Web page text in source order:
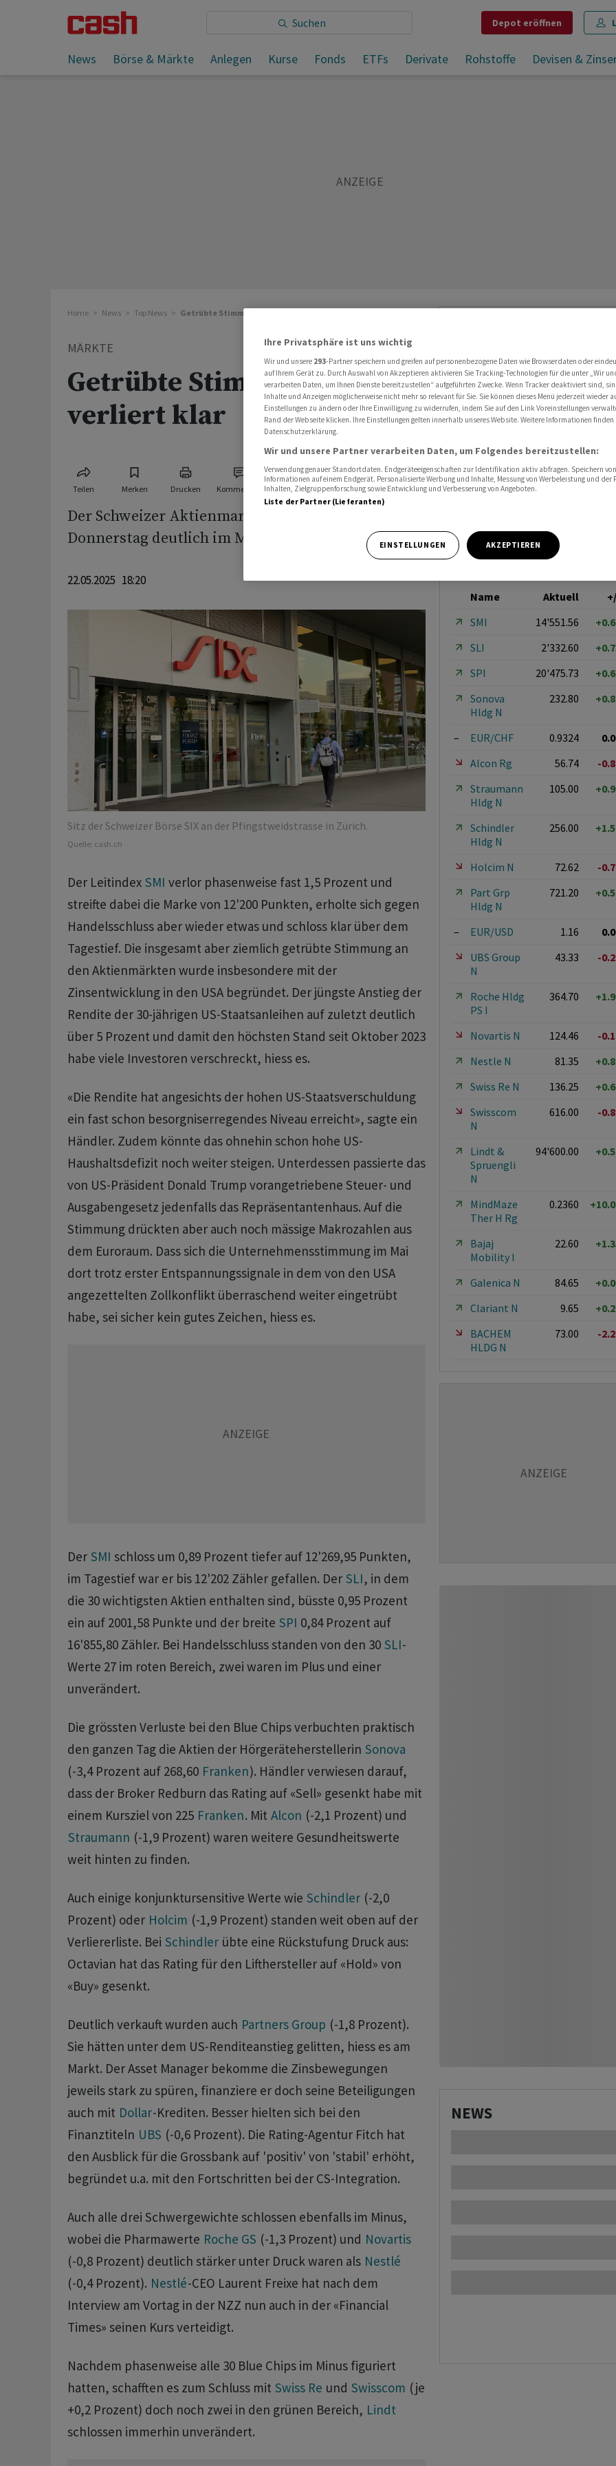
Depot eröffnen
News Börse & Märkte Anlegen Kurse Fonds ETFs Derivate Rohstoffe Devisen &
Sie lesen: Getrübte Stimmung - SMI verliert klar
Teilen Merken Drucken Kommentare
Home News Top News Getrübte Stimmung - SMI verliert klar
MÄRKTE
Getrübte Stimmung - SMI
verliert klar
Teilen Merken Drucken Kommentare
Der Schweizer Aktienmarkt hat die Sitzung vom
Donnerstag deutlich im Minus beendet.
22.05.2025 18:20
Sitz der Schweizer Börse SIX an der Pfingstweidstrasse in Zürich.
Quelle: cash.ch
Der Leitindex SMI verlor phasenweise fast 1,5 Prozent und
streifte dabei die Marke von 12'200 Punkten, erholte sich gegen
Handelsschluss aber wieder etwas und schloss klar über dem
Tagestief. Die insgesamt aber ziemlich getrübte Stimmung an
den Aktienmärkten wurde insbesondere mit der
Zinsentwicklung in den USA begründet. Der jüngste Anstieg der
Rendite der 30-jährigen US-Staatsanleihen auf zuletzt deutlich
über 5 Prozent und damit den höchsten Stand seit Oktober 2023
habe viele Investoren verschreckt, hiess es.
«Die Rendite hat angesichts der hohen US-Staatsverschuldung
ein fast schon besorgniserregendes Niveau erreicht», sagte ein
Händler. Zudem könnte das ohnehin schon hohe US-
Haushaltsdefizit noch weiter steigen. Unterdessen passierte das
von US-Präsident Donald Trump vorangetriebene Steuer- und
Ausgabengesetz jedenfalls das Repräsentantenhaus. Auf die
Stimmung drückten aber auch noch mässige Makrozahlen aus
dem Euroraum. Dass sich die Unternehmensstimmung im Mai
dort trotz erster Entspannungssignale in dem von den USA
angezettelten Zollkonflikt überraschend weiter eingetrübt
habe, sei sicher kein gutes Zeichen, hiess es.
Der SMI schloss um 0,89 Prozent tiefer auf 12'269,95 Punkten,
im Tagestief war er bis 12'202 Zähler gefallen. Der SLI, in dem
die 30 wichtigsten Aktien enthalten sind, büsste 0,95 Prozent
ein auf 2001,58 Punkte und der breite SPI 0,84 Prozent auf
16'855,80 Zähler. Bei Handelsschluss standen von den 30 SLI-
Werte 27 im roten Bereich, zwei waren im Plus und einer
unverändert.
Die grössten Verluste bei den Blue Chips verbuchten praktisch
den ganzen Tag die Aktien der Hörgeräteherstellerin Sonova
(-3,4 Prozent auf 268,60 Franken). Händler verwiesen darauf,
dass der Broker Redburn das Rating auf «Sell» gesenkt habe mit
einem Kursziel von 225 Franken. Mit Alcon (-2,1 Prozent) und
Straumann (-1,9 Prozent) waren weitere Gesundheitswerte
weit hinten zu finden.
Auch einige konjunktursensitive Werte wie Schindler (-2,0
Prozent) oder Holcim (-1,9 Prozent) standen weit oben auf der
Verliererliste. Bei Schindler übte eine Rückstufung Druck aus:
Octavian hat das Rating für den Lifthersteller auf «Hold» von
«Buy» gesenkt.
Deutlich verkauft wurden auch Partners Group (-1,8 Prozent).
Sie hätten unter dem US-Renditeanstieg gelitten, hiess es am
Markt. Der Asset Manager bekomme die Zinsbewegungen
jeweils stark zu spüren, finanziere er doch seine Beteiligungen
auch mit Dollar-Krediten. Besser hielten sich bei den
Finanztiteln UBS (-0,6 Prozent). Die Rating-Agentur Fitch hat
den Ausblick für die Grossbank auf 'positiv' von 'stabil' erhöht,
begründet u.a. mit den Fortschritten bei der CS-Integration.
Auch alle drei Schwergewichte schlossen ebenfalls im Minus,
wobei die Pharmawerte Roche GS (-1,3 Prozent) und Novartis
(-0,8 Prozent) deutlich stärker unter Druck waren als Nestlé
(-0,4 Prozent). Nestlé-CEO Laurent Freixe hat nach dem
Interview am Vortag in der NZZ nun auch in der «Financial
Times» seinen Kurs verteidigt.
Nachdem phasenweise alle 30 Blue Chips im Minus figuriert
hatten, schafften es zum Schluss mit Swiss Re und Swisscom (je
+0,2 Prozent) doch noch zwei in den grünen Bereich, Lindt
schlossen immerhin unverändert.
Name Aktuell
SMI
14'551.56
SLI
2'332.60
SPI
20'475.73
Sonova
Hldg N
232.80
– EUR/CHF 0.9324
Alcon Rg
56.74
-
Straumann
Hldg N
105.00
Schindler
Hldg N
256.00
Holcim N 72.62
-
Part Grp
Hldg N
721.20
– EUR/USD 1.16
UBS Group
N
43.33 -
Roche Hldg
PS I
364.70
Novartis N 124.46
-
Nestle N
81.35
Swiss Re N
136.25
Swisscom
N
616.00 -
Lindt &
Spruengli
N
94'600.00
MindMaze
Ther H Rg
0.2360
Bajaj
Mobility I
22.60
Galenica N 84.65
Clariant N
9.65
BACHEM
HLDG N
73.00 -
NEWS
Ihre Privatsphäre ist uns wichtig
Wir und unsere 293-Partner speichern und greifen auf personenbezogene Daten wie Browserdaten oder
auf Ihrem Gerät zu. Durch Auswahl von Akzeptieren aktivieren Sie Tracking-Technologien für die unter „Wir
verarbeiten Daten, um Ihnen Dienste bereitzustellen“ aufgeführten Zwecke. Wenn Tracker deaktiviert sind,
Inhalte und Anzeigen möglicherweise nicht mehr so relevant für Sie. Sie können dieses Menü jederzeit wieder
Einstellungen zu ändern oder Ihre Einwilligung zu widerrufen, indem Sie auf den Link Voreinstellungen
Rand der Webseite klicken. Ihre Einstellungen gelten innerhalb unseres Website. Weitere Informationen finden
Datenschutzerklärung.
Wir und unsere Partner verarbeiten Daten, um Folgendes bereitzustellen:
Verwendung genauer Standortdaten. Endgeräteeigenschaften zur Identifikation aktiv abfragen. Speichern
Informationen auf einem Endgerät. Personalisierte Werbung und Inhalte, Messung von Werbeleistung und der
Inhalten, Zielgruppenforschung sowie Entwicklung und Verbesserung von Angeboten.
Liste der Partner (Lieferanten)
EINSTELLUNGEN AKZEPTIEREN